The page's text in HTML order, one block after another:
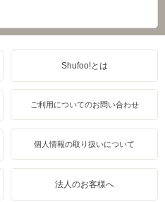
Shufoo!とは
ご利用についてのお問い合わせ
個人情報の取り扱いについて
法人のお客様へ